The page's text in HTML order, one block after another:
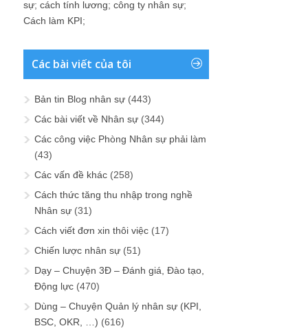
sự; cách tính lương; công ty nhân sự;
Cách làm KPI;
Các bài viết của tôi
Bản tin Blog nhân sự (443)
Các bài viết về Nhân sự (344)
Các công việc Phòng Nhân sự phải làm
(43)
Các vấn đề khác (258)
Cách thức tăng thu nhập trong nghề
Nhân sự (31)
Cách viết đơn xin thôi việc (17)
Chiến lược nhân sự (51)
Dạy – Chuyện 3Đ – Đánh giá, Đào tạo,
Động lực (470)
Dùng – Chuyện Quản lý nhân sự (KPI,
BSC, OKR, …) (616)